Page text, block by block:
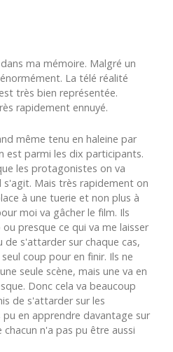
ma mémoire. Malgré un
La télé réalité
très bien représentée.
rapidement ennuyé.
même tenu en haleine par
est parmi les dix participants.
les protagonistes on va
Mais très rapidement on
à une tuerie et non plus à
moi va gâcher le film. Ils
presque ce qui va me laisser
de s'attarder sur chaque cas,
coup pour en finir. Ils ne
seule scène, mais une va en
Donc cela va beaucoup
de s'attarder sur les
pu en apprendre davantage sur
n'a pas pu être aussi